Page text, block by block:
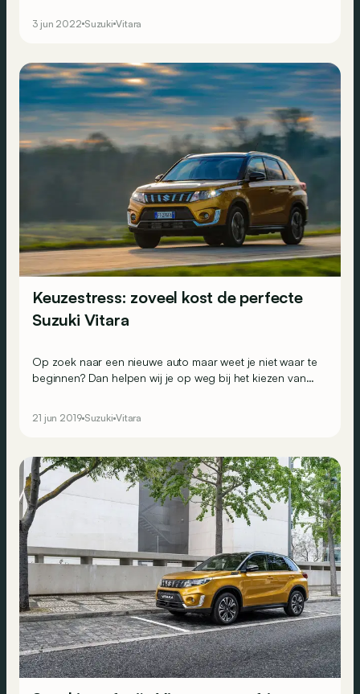
3 jun 2022 Suzuki Vitara
Keuzestress: zoveel kost de perfecte
Suzuki Vitara
Op zoek naar een nieuwe auto maar weet je niet waar te
beginnen? Dan helpen wij je op weg bij het kiezen van
21 jun 2019 Suzuki Vitara